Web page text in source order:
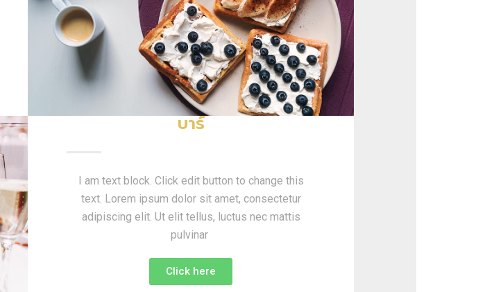
บาร์
I am text block. Click edit button to change this
text. Lorem ipsum dolor sit amet, consectetur
adipiscing elit. Ut elit tellus, luctus nec mattis
pulvinar
Click here